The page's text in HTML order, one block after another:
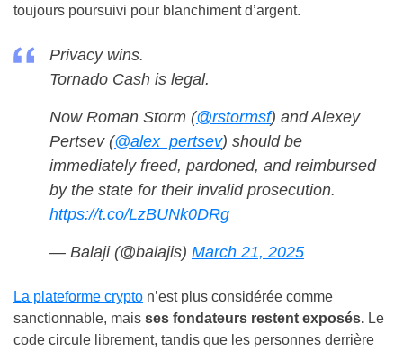
toujours poursuivi pour blanchiment d’argent.
Privacy wins.
Tornado Cash is legal.
Now Roman Storm (@rstormsf) and Alexey
Pertsev (@alex_pertsev) should be
immediately freed, pardoned, and reimbursed
by the state for their invalid prosecution.
https://t.co/LzBUNk0DRg
— Balaji (@balajis) March 21, 2025
La plateforme crypto n’est plus considérée comme
sanctionnable, mais ses fondateurs restent exposés. Le
code circule librement, tandis que les personnes derrière